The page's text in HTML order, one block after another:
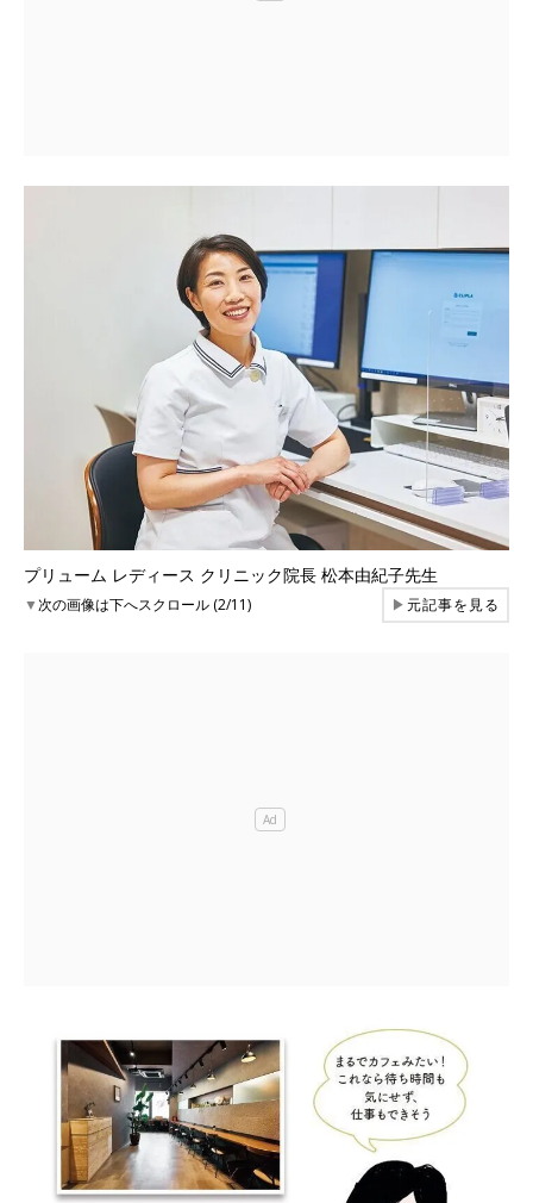
プリューム レディース クリニック院長 松本由紀子先生
▼次の画像は下へスクロール (2/11) ▶元記事を見る